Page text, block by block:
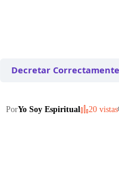
Decretar
PorYo Soy Espiritual 20 vistas